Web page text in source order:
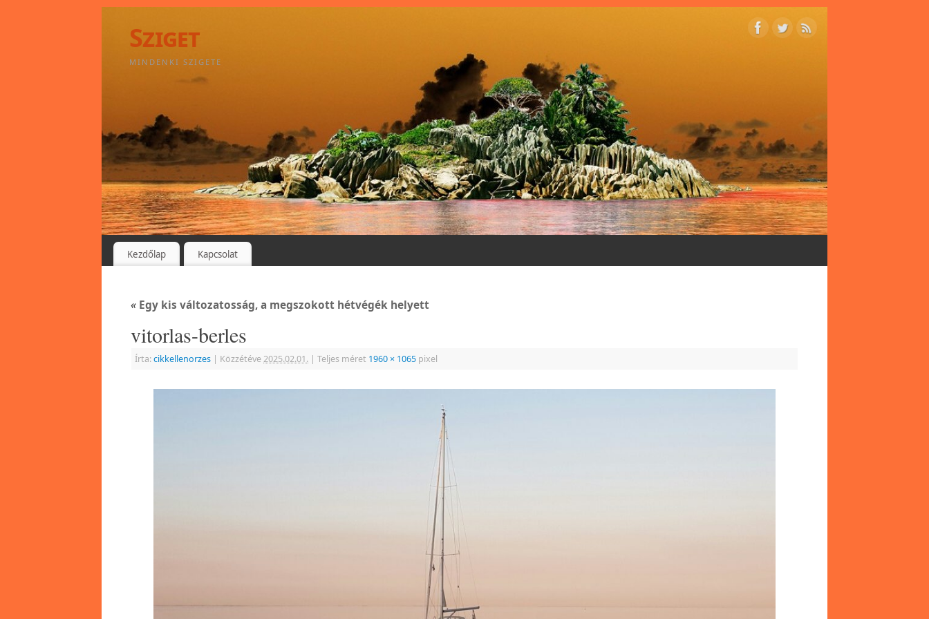
Sziget
MINDENKI SZIGETE
Kezdőlap Kapcsolat
« Egy kis változatosság, a megszokott hétvégék helyett
vitorlas-berles
Írta:cikkellenorzes | Közzétéve2025.02.01. | Teljes méret 1960 × 1065 pixel